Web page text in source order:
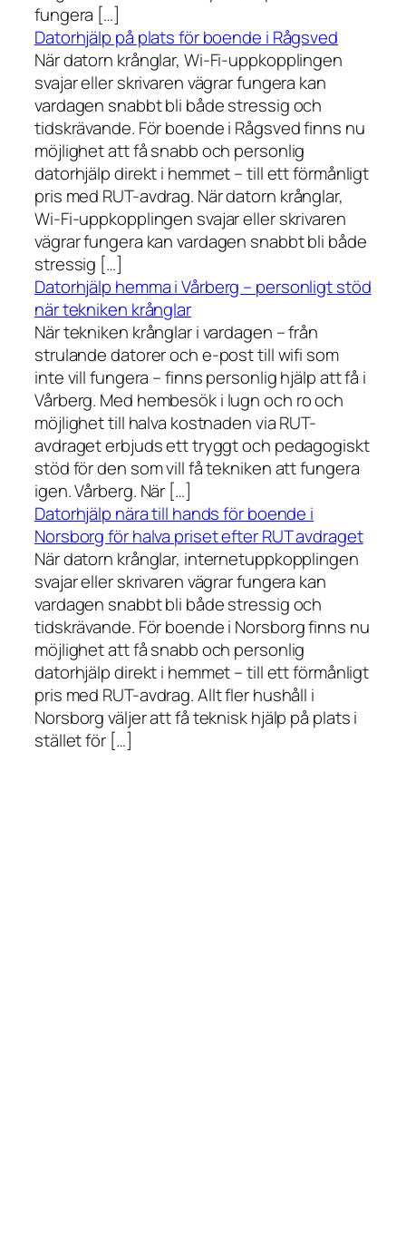
fungera […]
Datorhjälp på plats för boende i Rågsved
När datorn krånglar, Wi-Fi-uppkopplingen
svajar eller skrivaren vägrar fungera kan
vardagen snabbt bli både stressig och
tidskrävande. För boende i Rågsved finns nu
möjlighet att få snabb och personlig
datorhjälp direkt i hemmet – till ett förmånligt
pris med RUT-avdrag. När datorn krånglar,
Wi-Fi-uppkopplingen svajar eller skrivaren
vägrar fungera kan vardagen snabbt bli både
stressig […]
Datorhjälp hemma i Vårberg – personligt stöd
när tekniken krånglar
När tekniken krånglar i vardagen – från
strulande datorer och e-post till wifi som
inte vill fungera – finns personlig hjälp att få i
Vårberg. Med hembesök i lugn och ro och
möjlighet till halva kostnaden via RUT-
avdraget erbjuds ett tryggt och pedagogiskt
stöd för den som vill få tekniken att fungera
igen. Vårberg. När […]
Datorhjälp nära till hands för boende i
Norsborg för halva priset efter RUT avdraget
När datorn krånglar, internetuppkopplingen
svajar eller skrivaren vägrar fungera kan
vardagen snabbt bli både stressig och
tidskrävande. För boende i Norsborg finns nu
möjlighet att få snabb och personlig
datorhjälp direkt i hemmet – till ett förmånligt
pris med RUT-avdrag. Allt fler hushåll i
Norsborg väljer att få teknisk hjälp på plats i
stället för […]